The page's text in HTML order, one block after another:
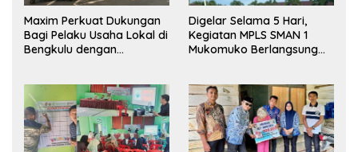
Maxim Perkuat Dukungan
Bagi Pelaku Usaha Lokal di
Bengkulu dengan
Pasar
Digelar Selama 5 Hari,
Kegiatan MPLS SMAN 1
Mukomuko Berlangsung